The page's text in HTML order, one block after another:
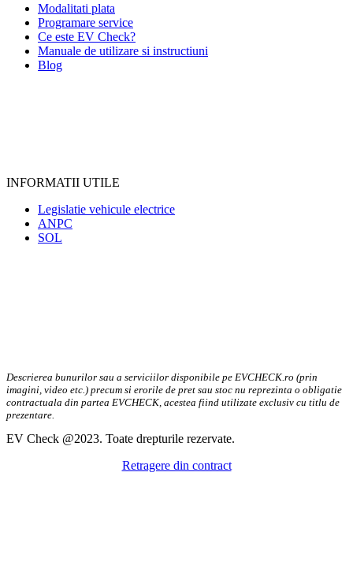
Modalitati plata
Programare service
Ce este EV Check?
Manuale de utilizare si instructiuni
Blog
INFORMATII UTILE
Legislatie vehicule electrice
ANPC
SOL
Descrierea bunurilor sau a serviciilor disponibile pe EVCHECK.ro (prin
imagini, video etc.) precum si erorile de pret sau stoc nu reprezinta o obligatie
contractuala din partea EVCHECK, acestea fiind utilizate exclusiv cu titlu de
prezentare.
EV Check @2023. Toate drepturile rezervate.
Retragere din contract